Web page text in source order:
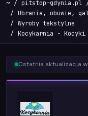
~ pitstop-gdynia.pl
Ubrania, obuwie,
Wyroby tekstylne
Kocykarnia -
Ostatnia aktualizacja